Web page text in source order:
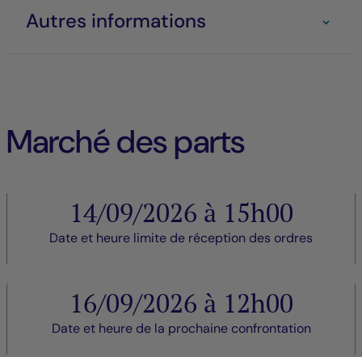
Autres informations
Marché des parts
14/09/2026 à 15h00
Date et heure limite de réception des ordres
16/09/2026 à 12h00
Date et heure de la prochaine confrontation